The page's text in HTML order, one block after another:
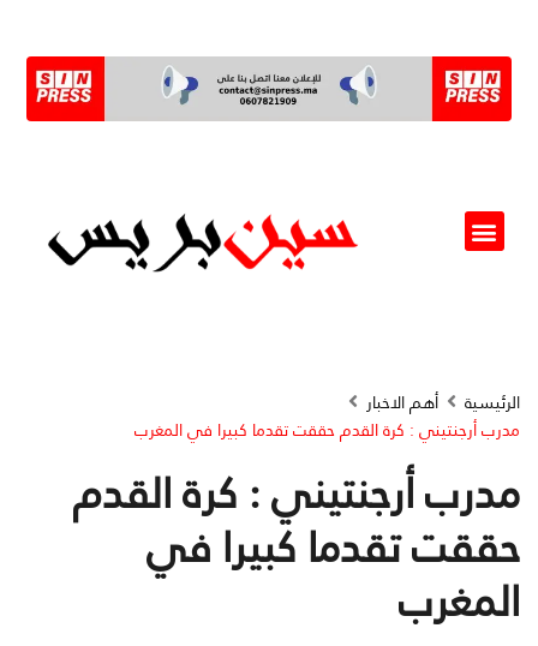
الرئيسية
أهم الاخبار
مدرب أرجنتيني : كرة القدم حققت تقدما كبيرا في المغرب
مدرب أرجنتيني : كرة القدم
حققت تقدما كبيرا في
المغرب